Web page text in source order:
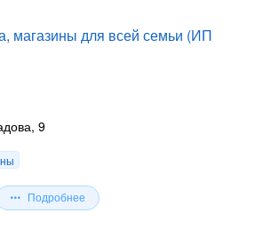
магазины для всей семьи (ИП
9
Подробнее